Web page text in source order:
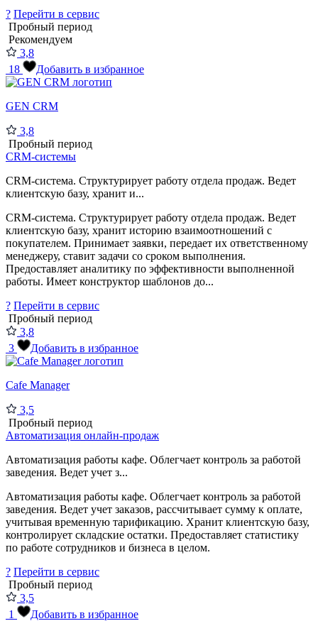
? Перейти в сервис
Пробный период
Рекомендуем
3,8
18
Добавить в избранное
GEN CRM
3,8
Пробный период
CRM-системы
CRM-система. Структурирует работу отдела продаж. Ведет
клиентскую базу, хранит и...
CRM-система. Структурирует работу отдела продаж. Ведет
клиентскую базу, хранит историю взаимоотношений с
покупателем. Принимает заявки, передает их ответственному
менеджеру, ставит задачи со сроком выполнения.
Предоставляет аналитику по эффективности выполненной
работы. Имеет конструктор шаблонов до...
? Перейти в сервис
Пробный период
3,8
3
Добавить в избранное
Cafe Manager
3,5
Пробный период
Автоматизация онлайн-продаж
Автоматизация работы кафе. Облегчает контроль за работой
заведения. Ведет учет з...
Автоматизация работы кафе. Облегчает контроль за работой
заведения. Ведет учет заказов, рассчитывает сумму к оплате,
учитывая временную тарификацию. Хранит клиентскую базу,
контролирует складские остатки. Предоставляет статистику
по работе сотрудников и бизнеса в целом.
? Перейти в сервис
Пробный период
3,5
1
Добавить в избранное